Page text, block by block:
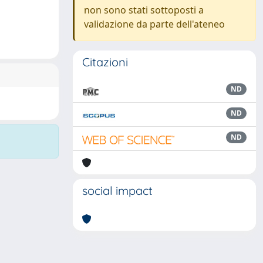
non sono stati sottoposti a
validazione da parte dell'ateneo
Citazioni
ND
ND
ND
social impact